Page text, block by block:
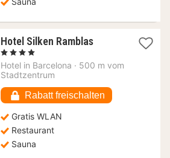
Hotel Silken Ramblas1
ab
, 4 Sterne
Hotel in Barcelona · 500 m vom
Stadtzentrum
Rabatt freischalten
Gratis WLAN
Restaurant
Sauna